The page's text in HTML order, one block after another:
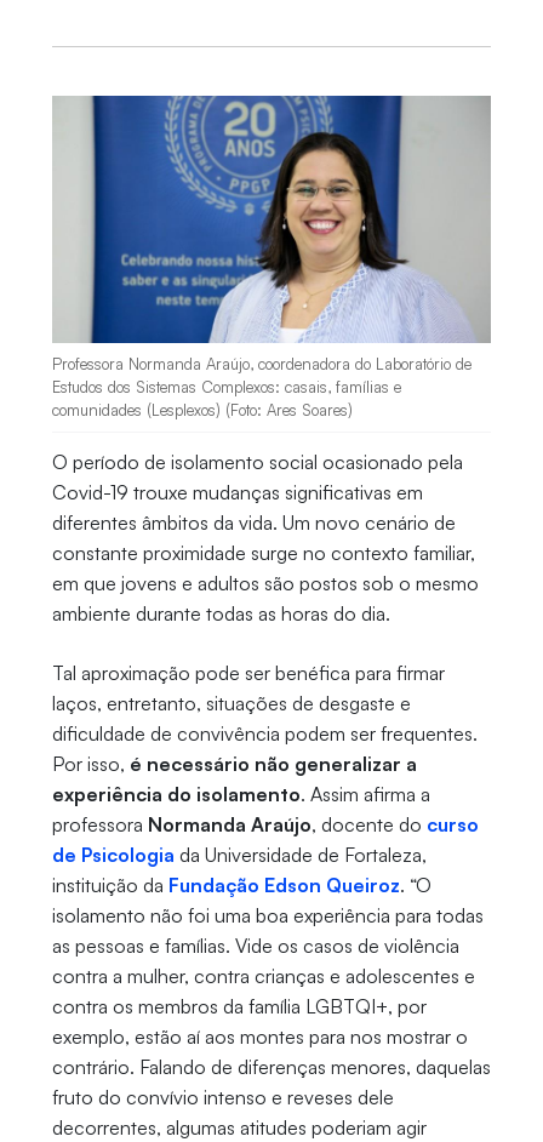
Professora Normanda Araújo, coordenadora do Laboratório de
Estudos dos Sistemas Complexos: casais, famílias e
comunidades (Lesplexos) (Foto: Ares Soares)
O período de isolamento social ocasionado pela
Covid-19 trouxe mudanças significativas em
diferentes âmbitos da vida. Um novo cenário de
constante proximidade surge no contexto familiar,
em que jovens e adultos são postos sob o mesmo
ambiente durante todas as horas do dia.
Tal aproximação pode ser benéfica para firmar
laços, entretanto, situações de desgaste e
dificuldade de convivência podem ser frequentes.
Por isso, é necessário não generalizar a
experiência do isolamento. Assim afirma a
professora Normanda Araújo, docente do curso
de Psicologia da Universidade de Fortaleza,
instituição da Fundação Edson Queiroz. “O
isolamento não foi uma boa experiência para todas
as pessoas e famílias. Vide os casos de violência
contra a mulher, contra crianças e adolescentes e
contra os membros da família LGBTQI+, por
exemplo, estão aí aos montes para nos mostrar o
contrário. Falando de diferenças menores, daquelas
fruto do convívio intenso e reveses dele
decorrentes, algumas atitudes poderiam agir